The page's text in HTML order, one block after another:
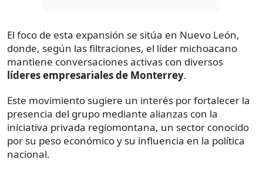
El foco de esta expansión se sitúa en Nuevo León,
donde, según las filtraciones, el líder michoacano
mantiene conversaciones activas con diversos
líderes empresariales de Monterrey.
Este movimiento sugiere un interés por fortalecer la
presencia del grupo mediante alianzas con la
iniciativa privada regiomontana, un sector conocido
por su peso económico y su influencia en la política
nacional.